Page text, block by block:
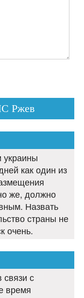
Ржев
украины
как один из
же, должно
Назвать
страны не
очень.
связи с
время